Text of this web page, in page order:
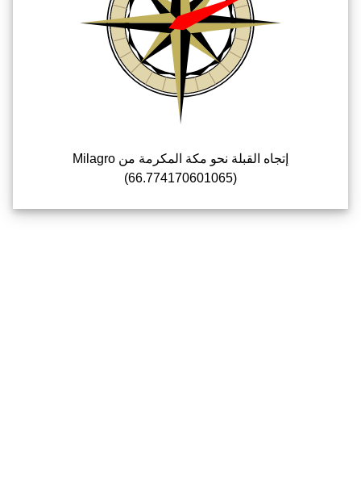
إتجاه القبلة نحو مكة المكرمة من Milagro
(66.774170601065)